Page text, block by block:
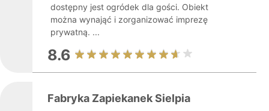
dostępny jest ogródek dla gości. Obiekt
można wynająć i zorganizować imprezę
prywatną. ...
8.6
Fabryka Zapiekanek Sielpia